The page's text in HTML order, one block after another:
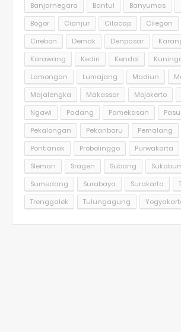
Banjarnegara
Bantul Banyumas
Bogor
Cianjur Cilacap Cilegon
Cirebon
Demak Denpasar
Karawang
Kediri Kendal
Lamongan
Lumajang Madiun
Majalengka
Makassar Mojokerto
Ngawi
Padang Pamekasan
Pekalongan
Pekanbaru Pemalang
Pontianak
Probolinggo Purwakarta
Sleman
Sragen Subang
Sumedang
Surabaya Surakarta
Trenggalek
Tulungagung